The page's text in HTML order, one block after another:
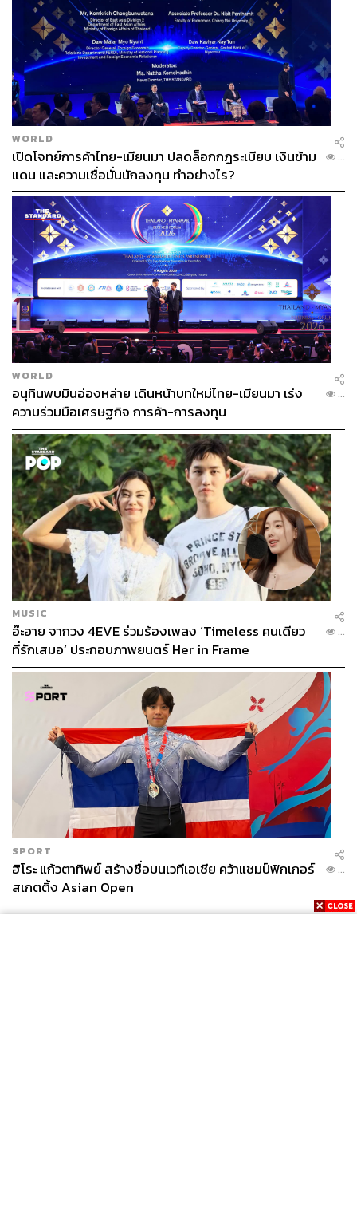
186
ABOUT THE AUTHOR
อัยย์ลดา แซ่โค้ว
Content Creator กองบรรณาธิการข่าวต่าง
ประเทศ THE STANDARD
WORLD
เปิดโจทย์การค้าไทย-เมียนมา ปลดล็อกกฎระเบียบ เงินข้าม
แดน และความเชื่อมั่นนักลงทุน ทำอย่างไร?
...
WORLD
อนุทินพบมินอ่องหล่าย เดินหน้าบทใหม่ไทย-เมียนมา เร่ง
ความร่วมมือเศรษฐกิจ การค้า-การลงทุน
...
MUSIC
อ๊ะอาย จากวง 4EVE ร่วมร้องเพลง ‘Timeless คนเดียว
ที่รักเสมอ’ ประกอบภาพยนตร์ Her in Frame
...
SPORT
ฮิโระ แก้วตาทิพย์ สร้างชื่อบนเวทีเอเชีย คว้าแชมป์ฟิกเกอร์
สเกตติ้ง Asian Open
...